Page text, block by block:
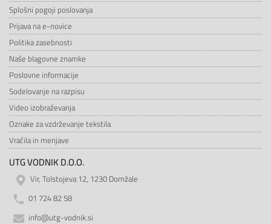
Splošni pogoji poslovanja
Prijava na e-novice
Politika zasebnosti
Naše blagovne znamke
Poslovne informacije
Sodelovanje na razpisu
Video izobraževanja
Oznake za vzdrževanje tekstila
Vračila in menjave
UTG VODNIK D.O.O.
Vir, Tolstojeva 12, 1230 Domžale
01 724 82 58
info@utg-vodnik.si